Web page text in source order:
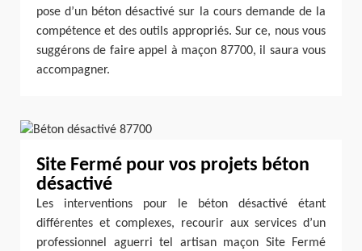
pose d’un béton désactivé sur la cours demande de la
compétence et des outils appropriés. Sur ce, nous vous
suggérons de faire appel à maçon 87700, il saura vous
accompagner.
Site Fermé pour vos projets béton
désactivé
Les interventions pour le béton désactivé étant
différentes et complexes, recourir aux services d’un
professionnel aguerri tel artisan maçon Site Fermé